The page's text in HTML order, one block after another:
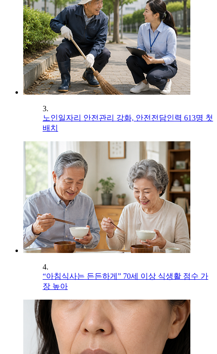
3.
노인일자리 안전관리 강화, 안전전담인력 613명 첫
배치
4.
“아침식사는 든든하게” 70세 이상 식생활 점수 가
장 높아